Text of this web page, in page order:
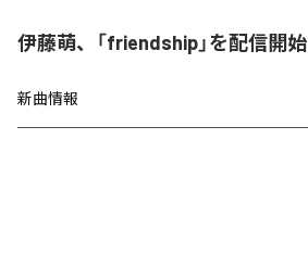
伊藤萌、「friendship」を配信開始
新曲情報